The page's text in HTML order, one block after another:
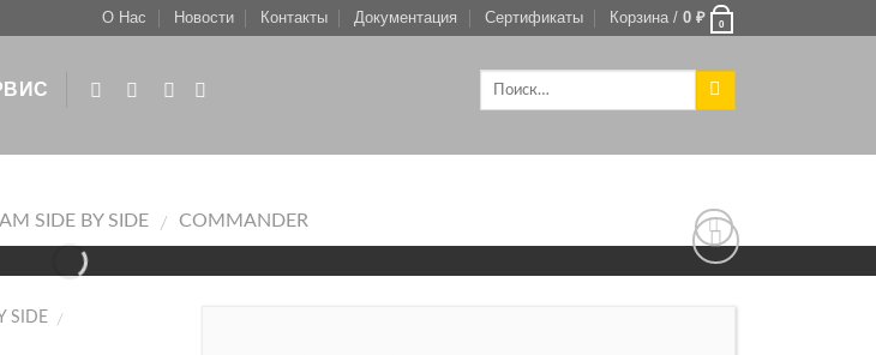
О Нас Новости Контакты Документация Сертификаты Корзина / 0 ₽ 0
SIDE BY SIDE / COMMANDER
SIDE /